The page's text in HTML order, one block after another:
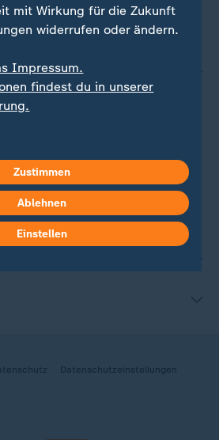
Datenschutzeinstellungen
mit Wirkung für die Zukunft
widerrufen oder ändern.
Impressum.
findest du in unserer
Zustimmen
Ablehnen
Einstellen